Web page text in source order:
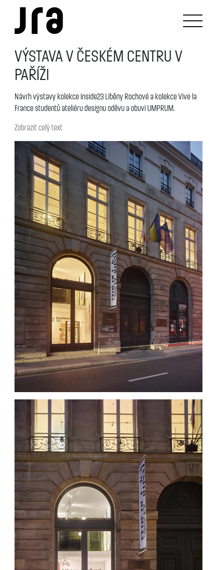
VÝSTAVA V ČESKÉM CENTRU V
PAŘÍŽI
Návrh výstavy kolekce Inside23 Liběny Rochové a kolekce Vive la
France studentů ateliéru designu oděvu a obuvi UMPRUM.
Zobrazit celý text